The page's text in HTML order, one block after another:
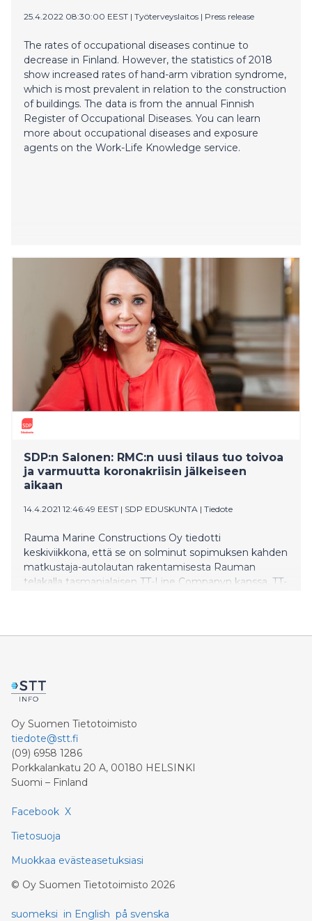
25.4.2022 08:30:00 EEST | Työterveyslaitos | Press release
The rates of occupational diseases continue to
decrease in Finland. However, the statistics of 2018
show increased rates of hand-arm vibration syndrome,
which is most prevalent in relation to the construction
of buildings. The data is from the annual Finnish
Register of Occupational Diseases. You can learn
more about occupational diseases and exposure
agents on the Work-Life Knowledge service.
SDP:n Salonen: RMC:n uusi tilaus tuo toivoa
ja varmuutta koronakriisin jälkeiseen
aikaan
14.4.2021 12:46:49 EEST | SDP EDUSKUNTA | Tiedote
Rauma Marine Constructions Oy tiedotti
keskiviikkona, että se on solminut sopimuksen kahden
matkustaja-autolautan rakentamisesta Rauman
telakalla tasmanialaisen TT-Line Companyn kanssa. TT-
Alusten rakentaminen käynnistyy RMC:n mukaan
Oy Suomen Tietotoimisto
tiedote@stt.fi
(09) 6958 1286
Porkkalankatu 20 A, 00180 HELSINKI
Suomi – Finland
Facebook X
Tietosuoja
Muokkaa evästeasetuksiasi
© Oy Suomen Tietotoimisto 2026
suomeksi in English på svenska